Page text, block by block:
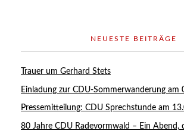
NEUESTE BEITRÄGE
Trauer um Gerhard Stets
Einladung zur CDU-Sommerwanderung am
Pressemitteilung: CDU Sprechstunde am
80 Jahre CDU Radevormwald – Ein Abend,